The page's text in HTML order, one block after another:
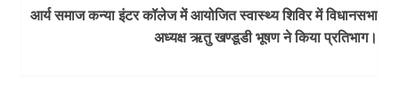
आर्य समाज कन्या इंटर कॉलेज में आयोजित स्वास्थ्य शिविर में विधानसभा
अध्यक्ष ऋतु खण्डूडी भूषण ने किया प्रतिभाग।